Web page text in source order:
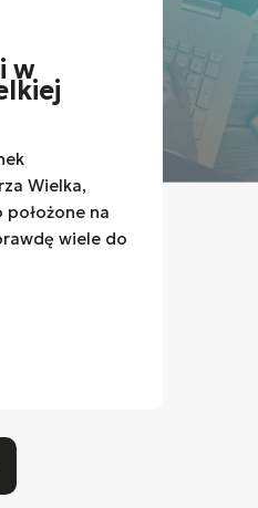
w
Wielka,
na
wiele do